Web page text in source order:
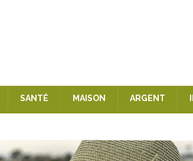
SANTÉ MAISON ARGENT